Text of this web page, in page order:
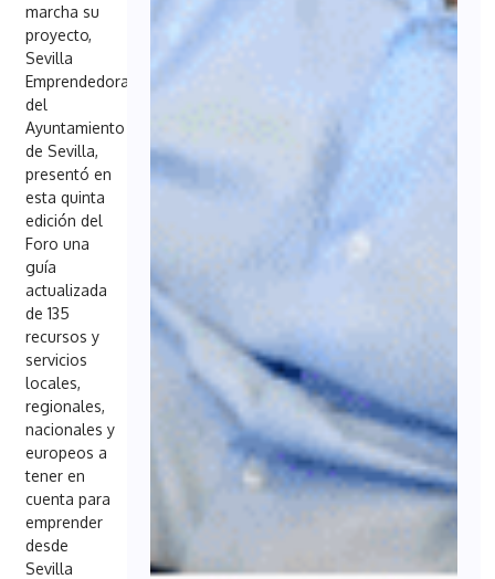
marcha su
proyecto,
Sevilla
Emprendedora,
del
Ayuntamiento
de Sevilla,
presentó en
esta quinta
edición del
Foro una
guía
actualizada
de 135
recursos y
servicios
locales,
regionales,
nacionales y
europeos a
tener en
cuenta para
emprender
desde
Sevilla